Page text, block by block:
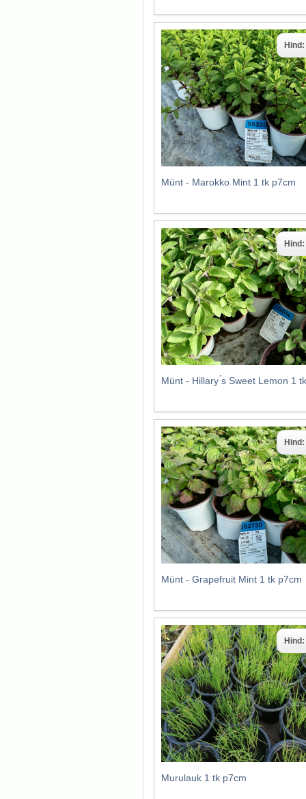
Münt - Marokko Mint 1 tk p7cm
Hind:
Münt - Hillary ́s Sweet Lemon 1
Hind:
Münt - Grapefruit Mint 1 tk p7cm
Hind:
Murulauk 1 tk p7cm
Hind: